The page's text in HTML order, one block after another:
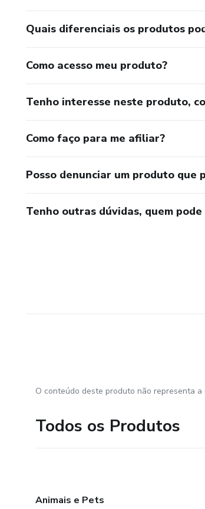
Quais diferenciais os produtos
Como acesso meu produto?
Tenho interesse neste produto,
Como faço para me afiliar?
Posso denunciar um produto que
Tenho outras dúvidas, quem
O conteúdo deste produto não representa
Todos os Produtos
Animais e Pets